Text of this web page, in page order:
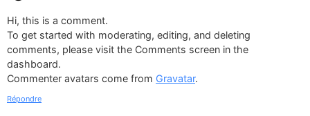
Hi, this is a comment.
To get started with moderating, editing, and deleting
comments, please visit the Comments screen in the
dashboard.
Commenter avatars come from Gravatar.
Répondre